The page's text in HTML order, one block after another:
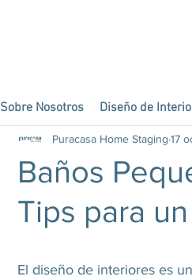
Baños
Tips para
Puracasa Home Staging 17
El diseño de interiores es
Sobre Nosotros Diseño de